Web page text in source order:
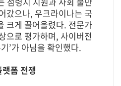
갔으나, 우크라이나는 국
크게 끌어올렸다. 전문가
으로 평가하며, 사이버전
’가 아님을 확인했다.
폼 전쟁